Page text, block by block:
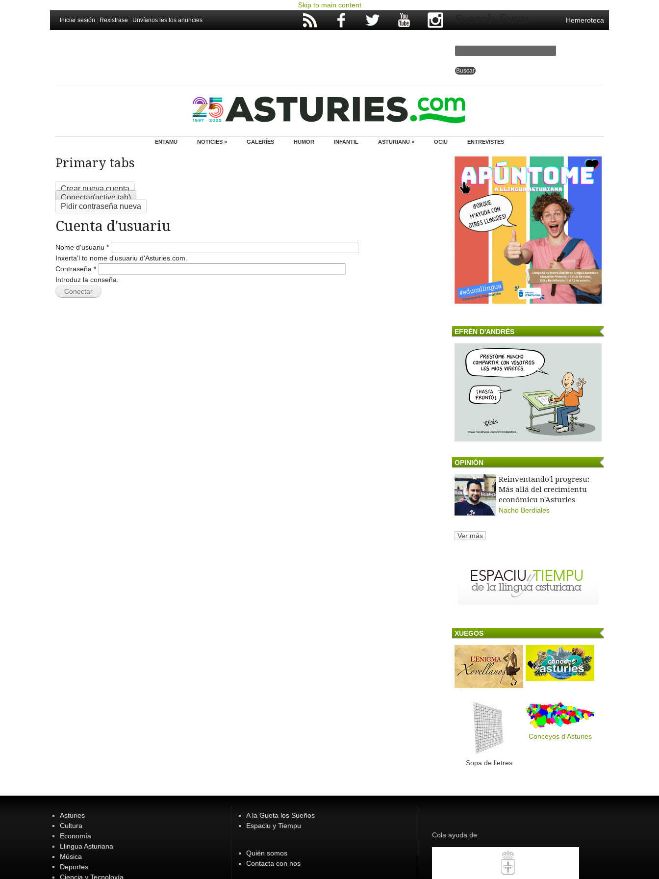
Skip to main content
Iniciar sesión Rexistrase Unvíanos les tos anuncies Hemeroteca
Search form
ENTAMU NOTICIES » GALERÍES HUMOR INFANTIL ASTURIANU » OCIU ENTREVISTES
Primary tabs
Crear nueva cuenta
Conectar(active tab)
Pidir contraseña nueva
Cuenta d'usuariu
Nome d'usuariu *
Inxerta'l to nome d'usuariu d'Asturies.com.
Contraseña *
Introduz la conseña.
EFRÉN D'ANDRÉS
OPINIÓN
Reinventando'l progresu:
Más allá del crecimientu
económicu n'Asturies
Nacho Berdiales
Ver más
XUEGOS
Sopa de lletres
Conceyos d'Asturies
Asturies
Cultura
Economía
Llingua Asturiana
Música
Deportes
Ciencia y Tecnoloxía
A la Gueta los Sueños
Espaciu y Tiempu
Quién somos
Contacta con nos
Cola ayuda de